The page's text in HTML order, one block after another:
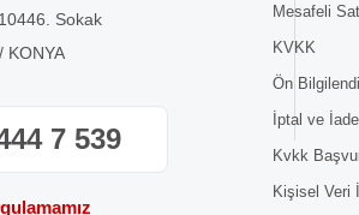
Sokak
KONYA
7 539
Mesafeli
KVKK
Ön
İptal ve
Kvkk
Kişisel Veri